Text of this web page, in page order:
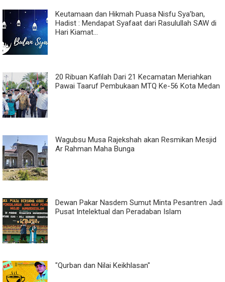
Keutamaan dan Hikmah Puasa Nisfu Sya’ban,
Hadist : Mendapat Syafaat dari Rasulullah SAW di
Hari Kiamat...
20 Ribuan Kafilah Dari 21 Kecamatan Meriahkan
Pawai Taaruf Pembukaan MTQ Ke-56 Kota Medan
Wagubsu Musa Rajekshah akan Resmikan Mesjid
Ar Rahman Maha Bunga
Dewan Pakar Nasdem Sumut Minta Pesantren Jadi
Pusat Intelektual dan Peradaban Islam
"Qurban dan Nilai Keikhlasan"